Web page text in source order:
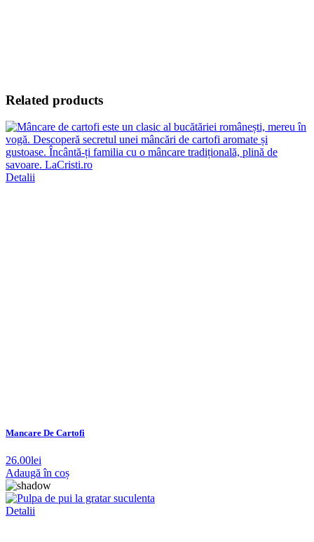
Related products
Detalii
Mancare De Cartofi
26.00lei
Adaugă în coș
Detalii